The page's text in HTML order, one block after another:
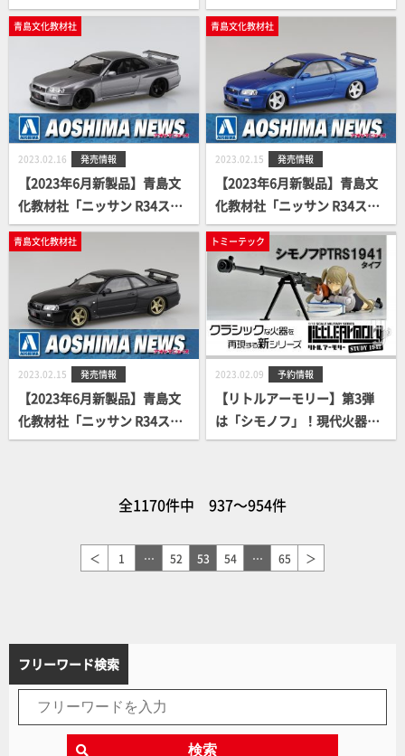
ー ナイト2000 K.I.T.T. シーズ
ンⅣ スキャナー音声ユニット
イラインGT-R カスタムホイ
ール(ホワイトパール)」
青島文化教材社
2023.02.16 発売情報
【2023年6月新製品】青島文
化教材社「ニッサン R34スカ
イラインGT-R カスタムホイ
ール(アスリートシルバー)」
青島文化教材社
2023.02.15 発売情報
【2023年6月新製品】青島文
化教材社「ニッサン R34スカ
イラインGT-R カスタムホイ
ール(ベイサイドブルー)」
青島文化教材社
2023.02.15 発売情報
【2023年6月新製品】青島文
化教材社「ニッサン R34スカ
イラインGT-R カスタムホイ
トミーテック
2023.02.09 予約情報
【リトルアーモリー】第3弾
は「シモノフ」！現代火器の
礎となった火器を再現するシ
全1170件中 937～954件
＜ 1 … 52 53 54 … 65 ＞
フリーワード検索
検索